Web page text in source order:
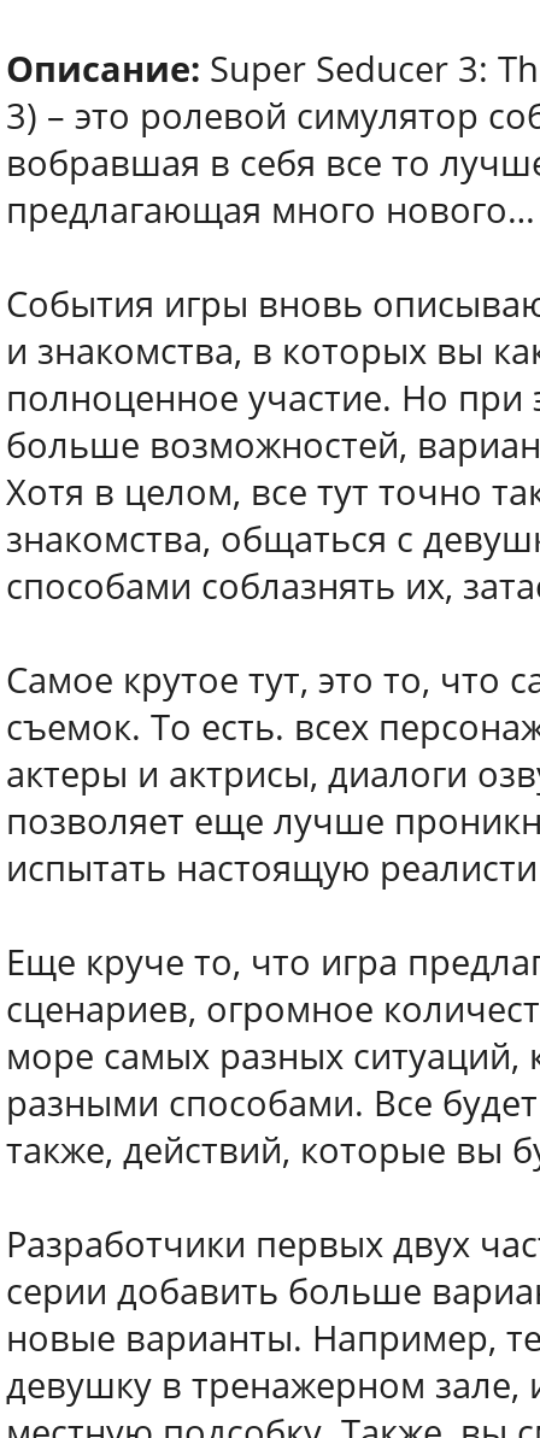
Описание: Super Seducer 3:
3) – это ролевой симулятор
вобравшая в себя все то
предлагающая много нового…
События игры вновь
и знакомства, в которых вы
полноценное участие. Но при
больше возможностей,
Хотя в целом, все тут точно
знакомства, общаться с
способами соблазнять их,
Самое крутое тут, это то, что
съемок. То есть. всех
актеры и актрисы, диалоги
позволяет еще лучше
испытать настоящую
Еще круче то, что игра
сценариев, огромное
море самых разных ситуаций,
разными способами. Все
также, действий, которые вы
Разработчики первых двух
серии добавить больше
новые варианты. Например,
девушку в тренажерном зале,